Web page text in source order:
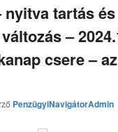
nyitva tartás és
–
csere –
PenzügyiNavigátorAdmin